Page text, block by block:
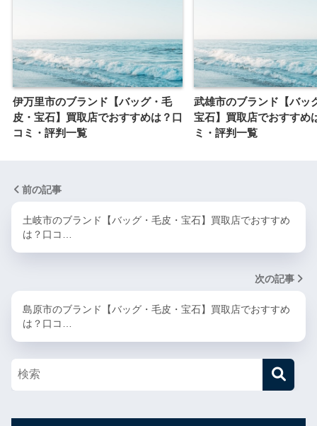
伊万里市のブランド【バッグ・毛
皮・宝石】買取店でおすすめは？口
コミ・評判一覧
武雄市のブランド【バッ
宝石】買取店でおすすめ
ミ・評判一覧
前の記事
土岐市のブランド【バッグ・毛皮・宝石】買取店でおすすめ
は？口コ…
次の記事
島原市のブランド【バッグ・毛皮・宝石】買取店でおすすめ
は？口コ…